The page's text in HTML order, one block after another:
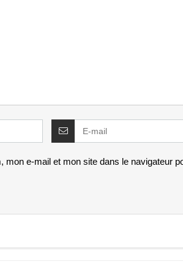
mon e-mail et mon site dans le navigateur